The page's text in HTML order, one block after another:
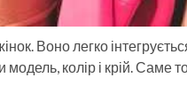
Воно легко
колір і крій. Саме